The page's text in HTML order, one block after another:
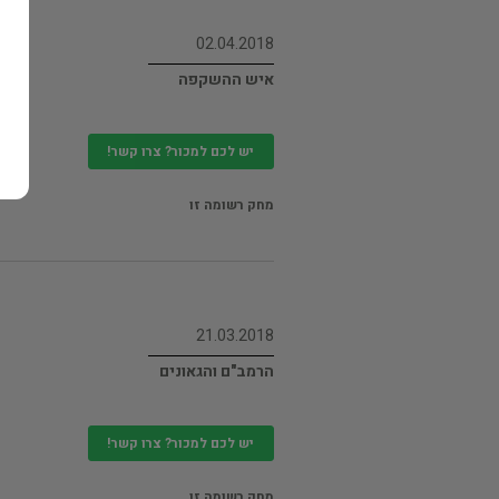
02.04.2018
איש ההשקפה
יש לכם למכור? צרו קשר!
מחק רשומה זו
21.03.2018
הרמב"ם והגאונים
יש לכם למכור? צרו קשר!